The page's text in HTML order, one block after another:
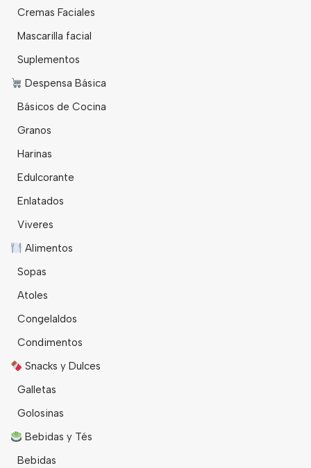
Cremas Faciales
Mascarilla facial
Suplementos
Despensa Básica
Básicos de Cocina
Granos
Harinas
Edulcorante
Enlatados
Viveres
Alimentos
Sopas
Atoles
Congelaldos
Condimentos
Snacks y Dulces
Galletas
Golosinas
Bebidas y Tés
Bebidas